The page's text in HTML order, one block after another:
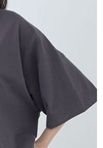
簡稱本公司）所提供，讓
由商店將買賣／分期付款
繳交帳款。
目的，商店將以您的個人
進項蒐集、處理及利用，
核對及更正。
userRule
易完成。
您需要取消訂單，請聯絡
有效，需透過AFTEE先享
面顯示為準，若有關於
請聯繫「AFTEE先享後付
support/home
先享後付」服務完成之交
交易相關給付款項請求債